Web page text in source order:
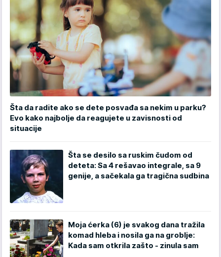
Šta da radite ako se dete posvađa sa nekim u parku?
Evo kako najbolje da reagujete u zavisnosti od
situacije
Šta se desilo sa ruskim čudom od
deteta: Sa 4 rešavao integrale, sa 9
genije, a sačekala ga tragična sudbina
Moja ćerka (6) je svakog dana tražila
komad hleba i nosila ga na groblje:
Kada sam otkrila zašto - zinula sam